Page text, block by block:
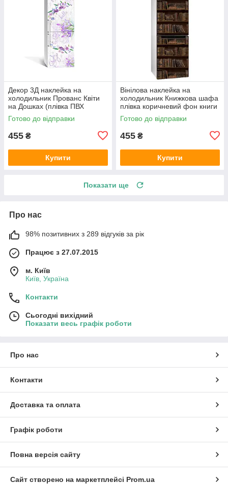
Декор 3Д наклейка на
холодильник Прованс Квіти
на Дошках (плівка ПВХ
фотодрук) 600х1800 мм
Текстури Фіолетовий
Готово до відправки
455 ₴
Купити
Вінілова наклейка на
холодильник Книжкова шафа
плівка коричневий фон книги
глянцева 600х1800 мм
Готово до відправки
455 ₴
Купити
Показати ще
Про нас
98% позитивних з 289 відгуків за рік
Працює з 27.07.2015
м. Київ
Київ, Україна
Контакти
Сьогодні вихідний
Показати весь графік роботи
Про нас
Контакти
Доставка та оплата
Графік роботи
Повна версія сайту
Сайт створено на маркетплейсі Prom.ua